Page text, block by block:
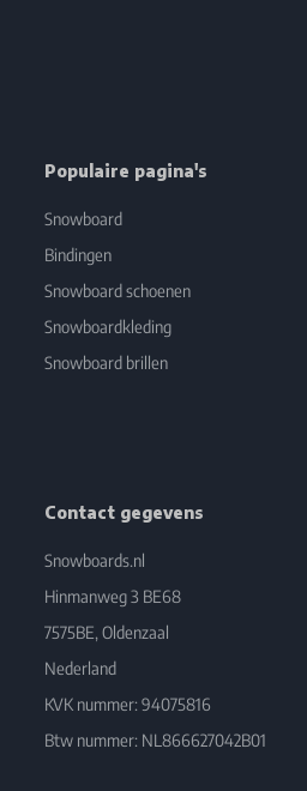
Populaire pagina's
Snowboard
Bindingen
Snowboard schoenen
Snowboardkleding
Snowboard brillen
Contact gegevens
Snowboards.nl
Hinmanweg 3 BE68
7575BE, Oldenzaal
Nederland
KVK nummer: 94075816
Btw nummer: NL866627042B01